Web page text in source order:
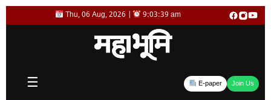
Skip
Thu, 06 Aug, 2026 | 9:03:39 am
☰ E-paper Join Us